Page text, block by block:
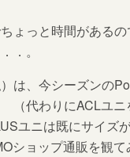
ょっと時間がある
．。
は、今シーズンの
（代わりにACLユニ
ニは既にサイズが
ショップ通販を観て